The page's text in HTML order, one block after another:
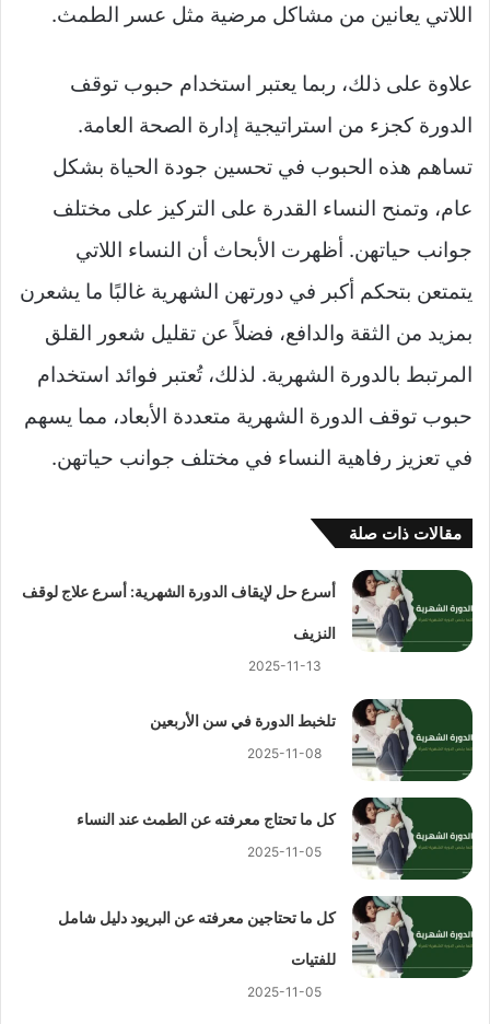
اللاتي يعانين من مشاكل مرضية مثل عسر الطمث.
علاوة على ذلك، ربما يعتبر استخدام حبوب توقف
الدورة كجزء من استراتيجية إدارة الصحة العامة.
تساهم هذه الحبوب في تحسين جودة الحياة بشكل
عام، وتمنح النساء القدرة على التركيز على مختلف
جوانب حياتهن. أظهرت الأبحاث أن النساء اللاتي
يتمتعن بتحكم أكبر في دورتهن الشهرية غالبًا ما يشعرن
بمزيد من الثقة والدافع، فضلاً عن تقليل شعور القلق
المرتبط بالدورة الشهرية. لذلك، تُعتبر فوائد استخدام
حبوب توقف الدورة الشهرية متعددة الأبعاد، مما يسهم
في تعزيز رفاهية النساء في مختلف جوانب حياتهن.
مقالات ذات صلة
أسرع حل لإيقاف الدورة الشهرية: أسرع علاج لوقف
النزيف
2025-11-13
تلخبط الدورة في سن الأربعين
2025-11-08
كل ما تحتاج معرفته عن الطمث عند النساء
2025-11-05
كل ما تحتاجين معرفته عن البريود دليل شامل
للفتيات
2025-11-05